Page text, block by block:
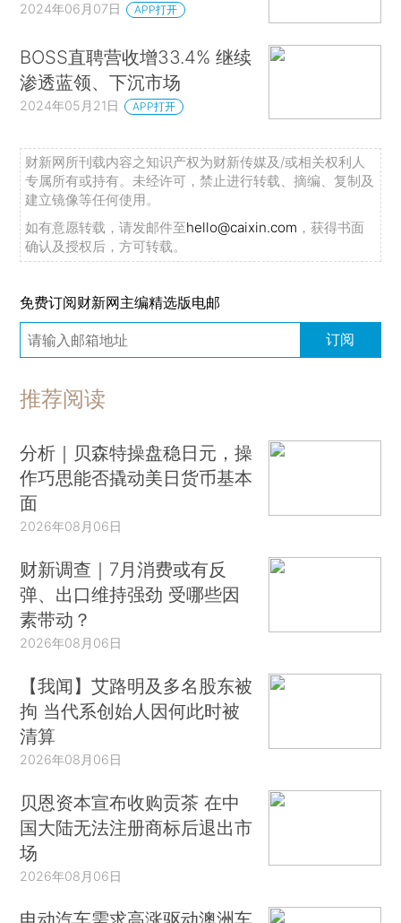
2024年06月07日 APP打开
BOSS直聘营收增33.4% 继续
渗透蓝领、下沉市场
2024年05月21日 APP打开
财新网所刊载内容之知识产权为财新传媒及/或相关权利人
专属所有或持有。未经许可，禁止进行转载、摘编、复制及
建立镜像等任何使用。
如有意愿转载，请发邮件至hello@caixin.com ，获得书面
确认及授权后，方可转载。
免费订阅财新网主编精选版电邮
订阅
推荐阅读
分析｜贝森特操盘稳日元，操
作巧思能否撬动美日货币基本
面
2026年08月06日
财新调查｜7月消费或有反
弹、出口维持强劲 受哪些因
素带动？
2026年08月06日
【我闻】艾路明及多名股东被
拘 当代系创始人因何此时被
清算
2026年08月06日
贝恩资本宣布收购贡茶 在中
国大陆无法注册商标后退出市
场
2026年08月06日